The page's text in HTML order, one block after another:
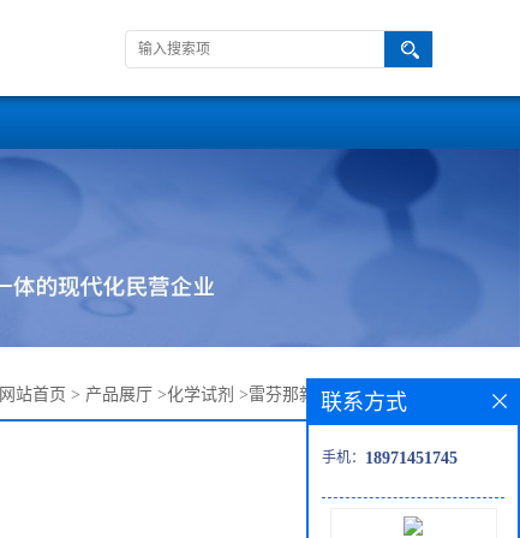
网站首页 > 产品展厅 >化学试剂 >雷芬那新杂质REV02——
联系方式
手机： 18971451745